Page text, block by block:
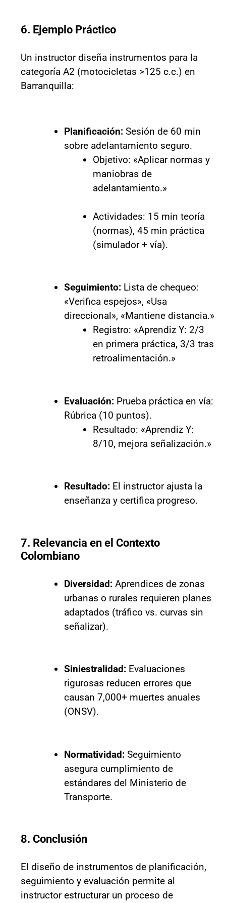
6. Ejemplo Práctico
Un instructor diseña instrumentos para la
categoría A2 (motocicletas >125 c.c.) en
Barranquilla:
Planificación:Sesión de 60 min
sobre adelantamiento seguro.
Objetivo: «Aplicar normas y
maniobras de
adelantamiento.»
Actividades: 15 min teoría
(normas), 45 min práctica
(simulador + vía).
Seguimiento:Lista de chequeo:
«Verifica espejos», «Usa
direccional», «Mantiene distancia.»
Registro: «Aprendiz Y: 2/3
en primera práctica, 3/3 tras
retroalimentación.»
Evaluación:Prueba práctica en vía:
Rúbrica (10 puntos).
Resultado: «Aprendiz Y:
8/10, mejora señalización.»
Resultado:El instructor ajusta la
enseñanza y certifica progreso.
7. Relevancia en el Contexto
Colombiano
Diversidad:Aprendices de zonas
urbanas o rurales requieren planes
adaptados (tráfico vs. curvas sin
señalizar).
Siniestralidad:Evaluaciones
rigurosas reducen errores que
causan 7,000+ muertes anuales
(ONSV).
Normatividad:Seguimiento
asegura cumplimiento de
estándares del Ministerio de
Transporte.
8. Conclusión
El diseño de instrumentos de planificación,
seguimiento y evaluación permite al
instructor estructurar un proceso de